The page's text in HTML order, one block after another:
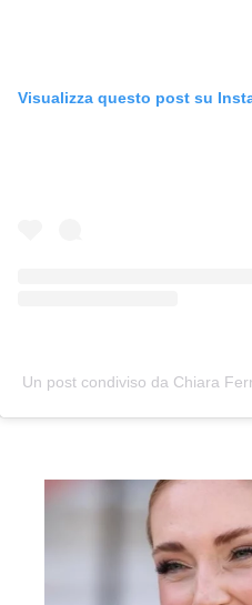
Visualizza questo post su
Un post condiviso da Chiara